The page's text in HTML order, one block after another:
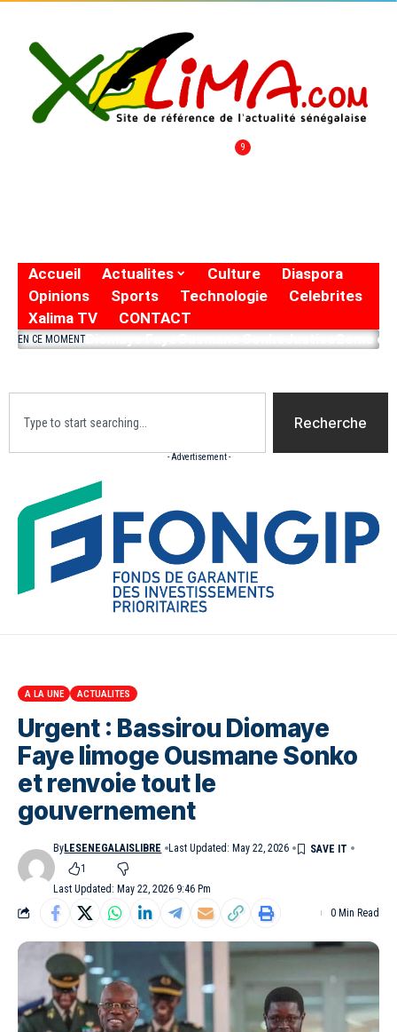
9
Accueil Actualites Culture
Diaspora
Opinions
Sports Technologie
Celebrites
Xalima TV
CONTACT
EN CE MOMENTDiomaye FayeOusmane SonkoJustice2eme
Recherche
- Advertisement -
A LA UNE ACTUALITES
Urgent : Bassirou Diomaye
Faye limoge Ousmane Sonko
et renvoie tout le
gouvernement
Last Updated: May 22, 2026 9:46 Pm
ByLESENEGALAISLIBRE
Last Updated: May 22, 2026
1
0 Min Read